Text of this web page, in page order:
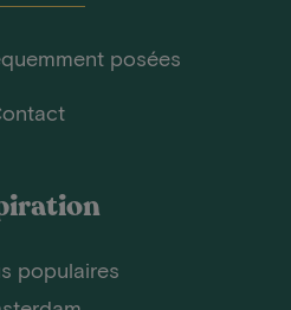
posées
populaires